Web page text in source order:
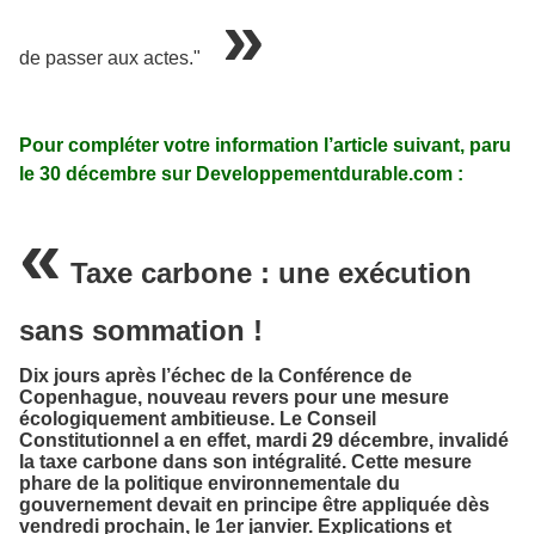
de passer aux actes." »
Pour compléter votre information l’article suivant, paru
le 30 décembre sur Developpementdurable.com :
« Taxe carbone : une exécution
sans sommation !
Dix jours après l’échec de la Conférence de
Copenhague, nouveau revers pour une mesure
écologiquement ambitieuse. Le Conseil
Constitutionnel a en effet, mardi 29 décembre, invalidé
la taxe carbone dans son intégralité. Cette mesure
phare de la politique environnementale du
gouvernement devait en principe être appliquée dès
vendredi prochain, le 1er janvier. Explications et